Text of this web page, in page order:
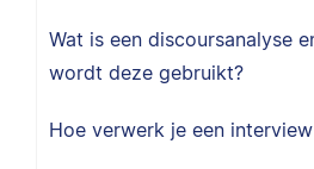
Wat is een discoursanalyse
wordt deze gebruikt?
Hoe verwerk je een